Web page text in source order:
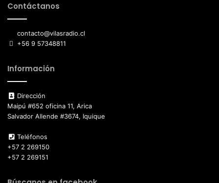
Contáctanos
contacto@vilasradio.cl
+56 9 57348811
Información
Dirección
Maipú #652 oficina 11, Arica
Salvador Allende #3674, Iquique
Teléfonos
+57 2 269150
+57 2 269151